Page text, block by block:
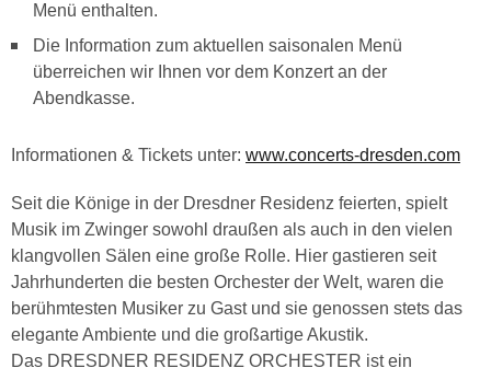
Menü enthalten.
Die Information zum aktuellen saisonalen Menü
überreichen wir Ihnen vor dem Konzert an der
Abendkasse.
Informationen & Tickets unter: www.concerts-dresden.com
Seit die Könige in der Dresdner Residenz feierten, spielt
Musik im Zwinger sowohl draußen als auch in den vielen
klangvollen Sälen eine große Rolle. Hier gastieren seit
Jahrhunderten die besten Orchester der Welt, waren die
berühmtesten Musiker zu Gast und sie genossen stets das
elegante Ambiente und die großartige Akustik.
Das DRESDNER RESIDENZ ORCHESTER ist ein